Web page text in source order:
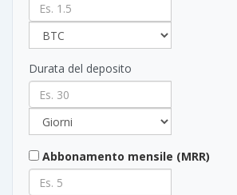
Durata del deposito
Abbonamento mensile (MRR)